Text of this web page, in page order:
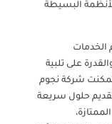
البسيطة
الخدمات
على تلبية
شركة نجوم
حلول سريعة